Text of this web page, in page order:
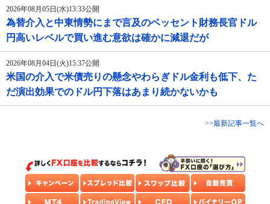
2026年08月05日(水)13:33公開
為替介入と中東情勢にまで言及のベッセント財務長官ドル
円高いレベルで買い進む意欲は確かに減退だが
2026年08月04日(火)15:37公開
米国の介入で米債売りの懸念やわらぎドル金利も低下、た
だ演出効果でのドル円下落はあまり続かないかも
>>最新記事一覧へ